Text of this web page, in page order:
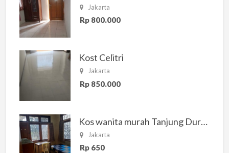
Jakarta
Rp 800.000
Kost Celitri
Jakarta
Rp 850.000
Kos wanita murah Tanjung Duren Jakarta Barat
Jakarta
Rp 650